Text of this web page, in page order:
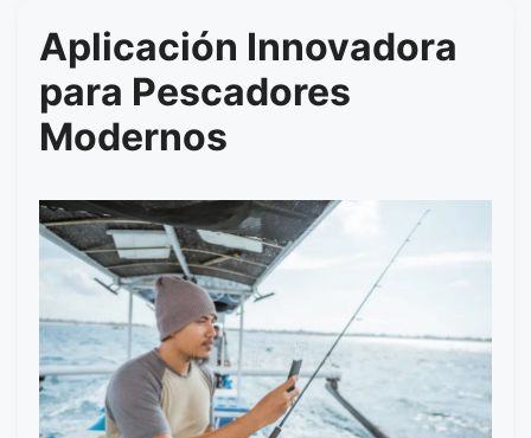
Aplicación Innovadora
para Pescadores
Modernos